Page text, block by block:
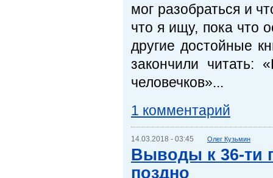
мог разобраться и
что я ищу, пока что
другие достойные
закончили читать:
человечков»...
1 комментарий
14.03.2018 - 03:45 Олег Кузьмин
Выводы к 36-ти
поздно